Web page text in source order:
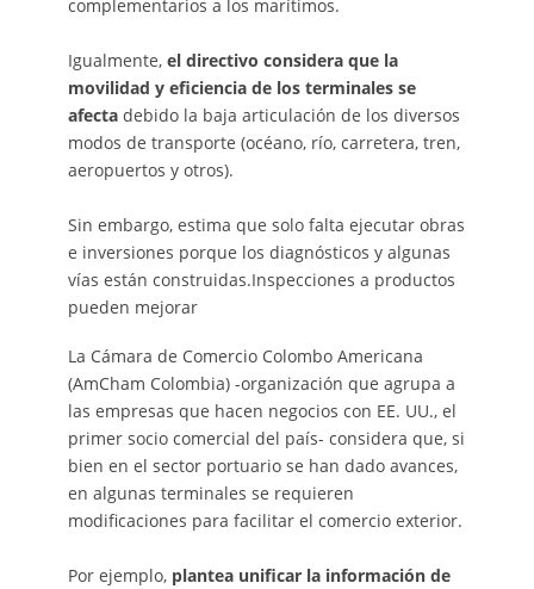
complementarios a los marítimos.
Igualmente, el directivo considera que la
movilidad y eficiencia de los terminales se
afectadebido la baja articulación de los diversos
modos de transporte (océano, río, carretera, tren,
aeropuertos y otros).
Sin embargo, estima que solo falta ejecutar obras
e inversiones porque los diagnósticos y algunas
vías están construidas.Inspecciones a productos
pueden mejorar
La Cámara de Comercio Colombo Americana
(AmCham Colombia) -organización que agrupa a
las empresas que hacen negocios con EE. UU., el
primer socio comercial del país- considera que, si
bien en el sector portuario se han dado avances,
en algunas terminales se requieren
modificaciones para facilitar el comercio exterior.
Por ejemplo, plantea unificar la información de